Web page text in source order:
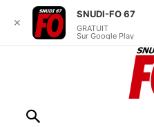
✕
SNUDI-FO 67
GRATUIT
Sur Google Play